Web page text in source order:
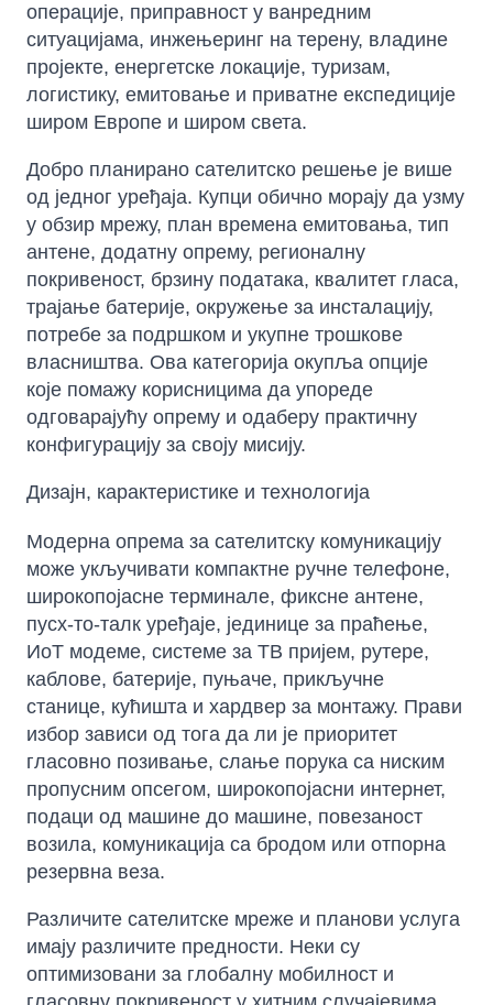
операције, приправност у ванредним
ситуацијама, инжењеринг на терену, владине
пројекте, енергетске локације, туризам,
логистику, емитовање и приватне експедиције
широм Европе и широм света.
Добро планирано сателитско решење је више
од једног уређаја. Купци обично морају да узму
у обзир мрежу, план времена емитовања, тип
антене, додатну опрему, регионалну
покривеност, брзину података, квалитет гласа,
трајање батерије, окружење за инсталацију,
потребе за подршком и укупне трошкове
власништва. Ова категорија окупља опције
које помажу корисницима да упореде
одговарајућу опрему и одаберу практичну
конфигурацију за своју мисију.
Дизајн, карактеристике и технологија
Модерна опрема за сателитску комуникацију
може укључивати компактне ручне телефоне,
широкопојасне терминале, фиксне антене,
пусх-то-талк уређаје, јединице за праћење,
ИоТ модеме, системе за ТВ пријем, рутере,
каблове, батерије, пуњаче, прикључне
станице, кућишта и хардвер за монтажу. Прави
избор зависи од тога да ли је приоритет
гласовно позивање, слање порука са ниским
пропусним опсегом, широкопојасни интернет,
подаци од машине до машине, повезаност
возила, комуникација са бродом или отпорна
резервна веза.
Различите сателитске мреже и планови услуга
имају различите предности. Неки су
оптимизовани за глобалну мобилност и